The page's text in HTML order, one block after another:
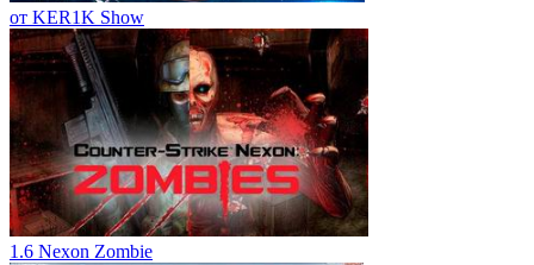
от KER1K Show
1.6 Nexon Zombie